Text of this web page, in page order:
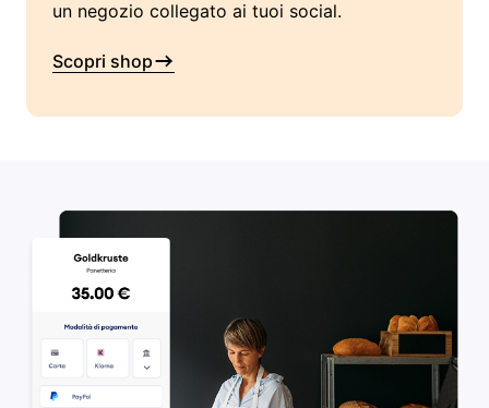
un negozio collegato ai tuoi social.
Scopri shop